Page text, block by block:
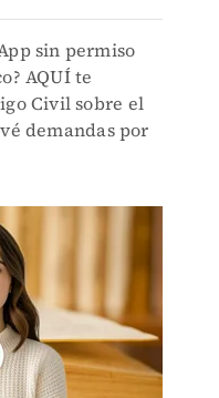
sin permiso
AQUÍ te
Civil sobre el
demandas por